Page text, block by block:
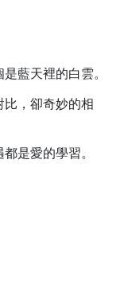
藍天裡的白雲。
比，卻奇妙的相
是愛的學習。